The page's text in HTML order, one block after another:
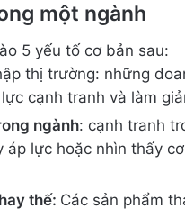
một ngành
5 yếu tố cơ bản sau:
thị trường: những
cạnh tranh và làm
ngành: cạnh tranh
lực hoặc nhìn thấy
thế: Các sản phẩm